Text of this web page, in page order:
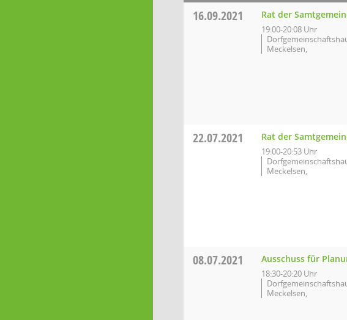
16.09.2021 Rat der
19:00-20:08 Uhr
Meckelsen,
22.07.2021 Rat der
19:00-20:53 Uhr
Meckelsen,
08.07.2021 Ausschuss für
18:30-20:20 Uhr
Meckelsen,